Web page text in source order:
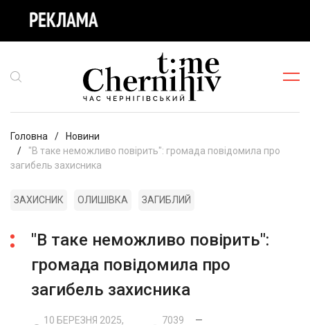
Головна
Новини
"В таке неможливо повірить": громада повідомила про
загибель захисника
ЗАХИСНИК ОЛИШІВКА ЗАГИБЛИЙ
"В таке неможливо повірить":
громада повідомила про
загибель захисника
10 БЕРЕЗНЯ 2025,
7039
—